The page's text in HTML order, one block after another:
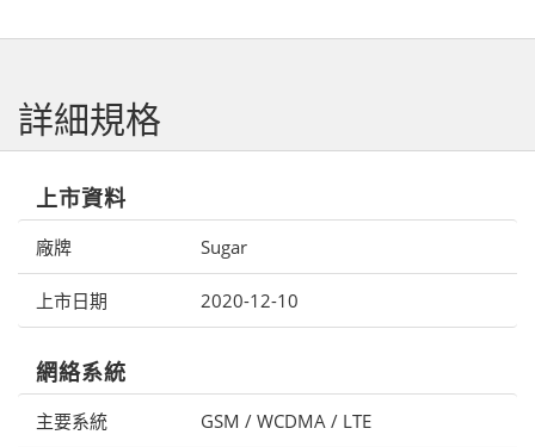
詳細規格
上市資料
廠牌 Sugar
上市日期 2020-12-10
網絡系統
主要系統 GSM / WCDMA / LTE